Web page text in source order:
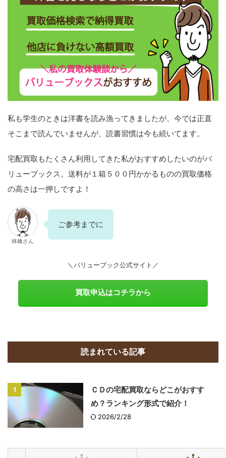
私も学生のときは洋書を読み漁ってきましたが、今では正直
そこまで読んでいませんが、読書習慣は今も続いてます。
宅配買取もたくさん利用してきた私がおすすめしたいのがバ
リューブックス。送料が１箱５００円かかるものの買取価格
の高さは一押しですよ！
林檎さん
ご参考までに
＼バリューブック公式サイト／
買取申込はコチラから
読まれている記事
1
ＣＤの宅配買取ならどこがおすす
め？ランキング形式で紹介！
2026/2/28